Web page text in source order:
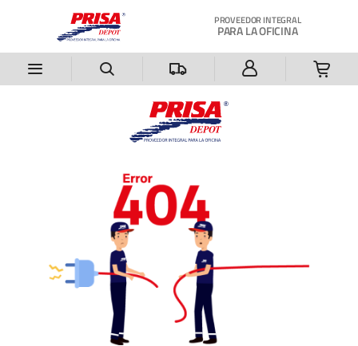
PROVEEDOR INTEGRAL
PARA LA OFICINA